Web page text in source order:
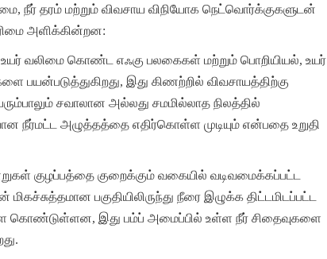
நீர் தரம் மற்றும் விவசாய விநியோக நெட்வொர்க்குகளுடன்
அளிக்கின்றன:
உயர் வலிமை கொண்ட எஃகு பலகைகள் மற்றும் பொறியியல், உயர்
பயன்படுத்துகிறது, இது கிணற்றில் விவசாயத்திற்கு
சவாலான அல்லது சமமில்லாத நிலத்தில்
நீர்மட்ட அழுத்தத்தை எதிர்கொள்ள முடியும் என்பதை உறுதி
குழப்பத்தை குறைக்கும் வகையில் வடிவமைக்கப்பட்ட
பகுதியிலிருந்து நீரை இழுக்க திட்டமிடப்பட்ட
கொண்டுள்ளன, இது பம்ப் அமைப்பில் உள்ள நீர் சிதைவுகளை